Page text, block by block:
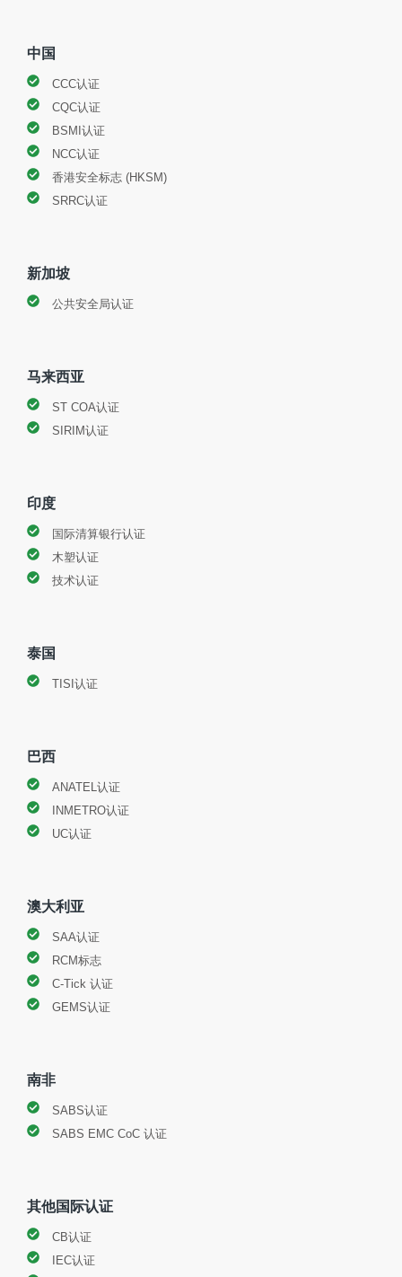
中国
CCC认证
CQC认证
BSMI认证
NCC认证
香港安全标志 (HKSM)
SRRC认证
新加坡
公共安全局认证
马来西亚
ST COA认证
SIRIM认证
印度
国际清算银行认证
木塑认证
技术认证
泰国
TISI认证
巴西
ANATEL认证
INMETRO认证
UC认证
澳大利亚
SAA认证
RCM标志
C-Tick 认证
GEMS认证
南非
SABS认证
SABS EMC CoC 认证
其他国际认证
CB认证
IEC认证